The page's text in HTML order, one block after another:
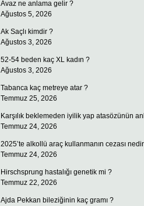
Avaz ne anlama gelir ?
Ağustos 5, 2026
Ak Saçlı kimdir ?
Ağustos 3, 2026
52-54 beden kaç XL kadın ?
Ağustos 3, 2026
Tabanca kaç metreye atar ?
Temmuz 25, 2026
Karşılık beklemeden iyilik yap atasözünün
Temmuz 24, 2026
2025’te alkollü araç kullanmanın cezası
Temmuz 24, 2026
Hirschsprung hastalığı genetik mi ?
Temmuz 22, 2026
Ajda Pekkan bileziğinin kaç gramı ?